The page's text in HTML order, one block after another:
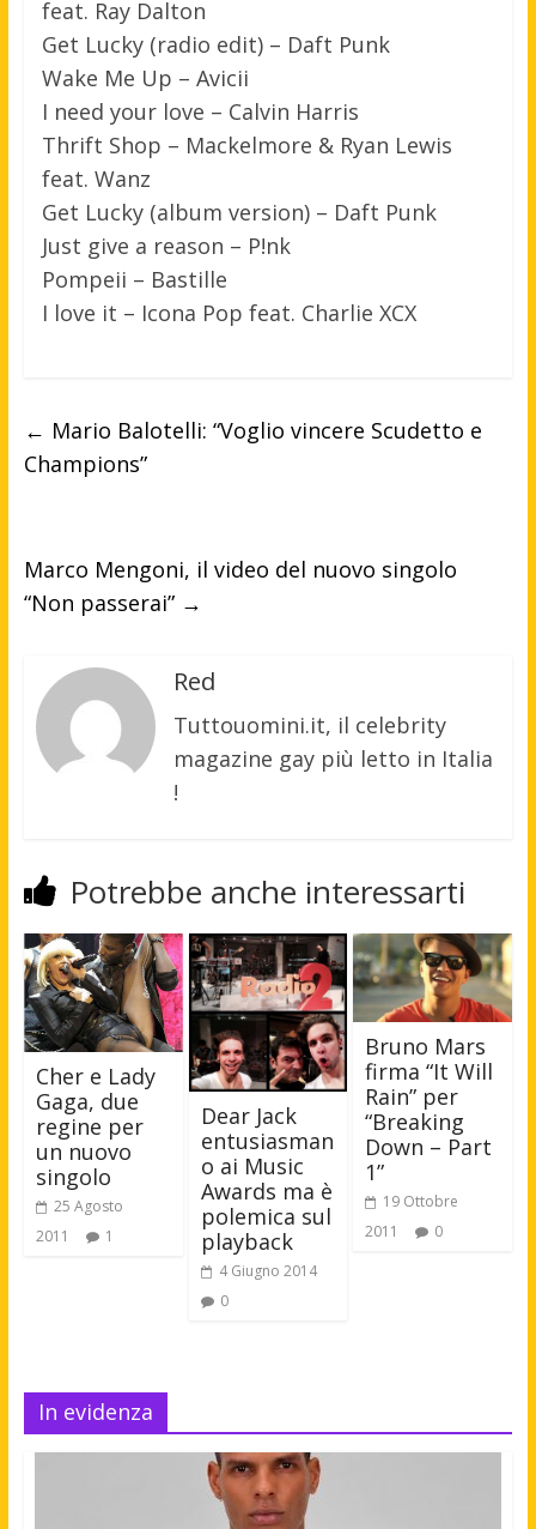
feat. Ray Dalton
Get Lucky (radio edit) – Daft Punk
Wake Me Up – Avicii
I need your love – Calvin Harris
Thrift Shop – Mackelmore & Ryan Lewis
feat. Wanz
Get Lucky (album version) – Daft Punk
Just give a reason – P!nk
Pompeii – Bastille
I love it – Icona Pop feat. Charlie XCX
← Mario Balotelli: “Voglio vincere Scudetto e
Champions”
Marco Mengoni, il video del nuovo singolo
“Non passerai” →
Red
Tuttouomini.it, il celebrity
magazine gay più letto in Italia
!
Potrebbe anche interessarti
Cher e Lady
Gaga, due
regine per
un nuovo
singolo
25 Agosto
2011
1
Dear Jack
entusiasman
o ai Music
Awards ma è
polemica sul
playback
4 Giugno 2014
0
Bruno Mars
firma “It Will
Rain” per
“Breaking
Down – Part
1”
19 Ottobre
2011
0
In evidenza